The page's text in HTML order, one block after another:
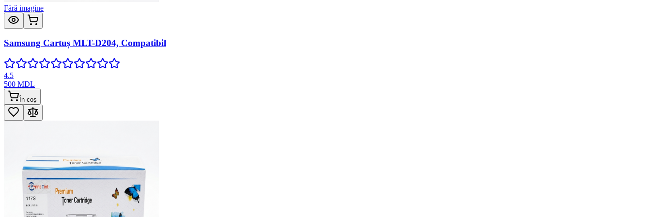
Fără imagine
Samsung Cartuș MLT-D204, Compatibil
4.5
500 MDL
În coș